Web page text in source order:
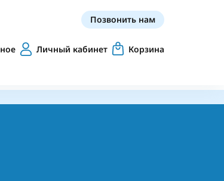
Позвонить нам
Личный кабинет Корзина